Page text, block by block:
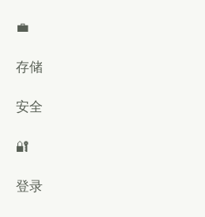
💼
存储
安全
🔐
登录